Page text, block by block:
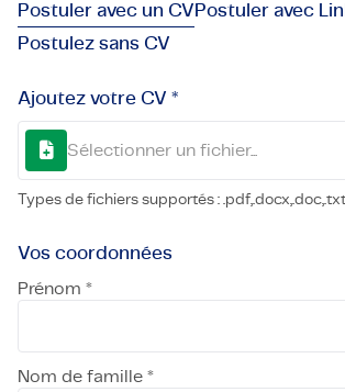
Postuler avec un CVPostuler avec
Postulez sans CV
Ajoutez votre CV *
Sélectionner un fichier...
Types de fichiers supportés :
Vos coordonnées
Prénom *
Nom de famille *